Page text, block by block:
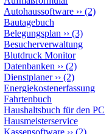
Autohaussoftware ›› (2)
Bautagebuch
Belegungsplan ›› (3)
Besucherverwaltung
Blutdruck Monitor
Datenbanken ›› (2)
Dienstplaner›› (2)
Energiekostenerfassung
Fahrtenbuch
Haushaltsbuch für den PC
Hausmeisterservice
Kassensoftware ›› (2)